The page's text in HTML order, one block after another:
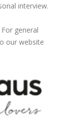
interview.
general
our website